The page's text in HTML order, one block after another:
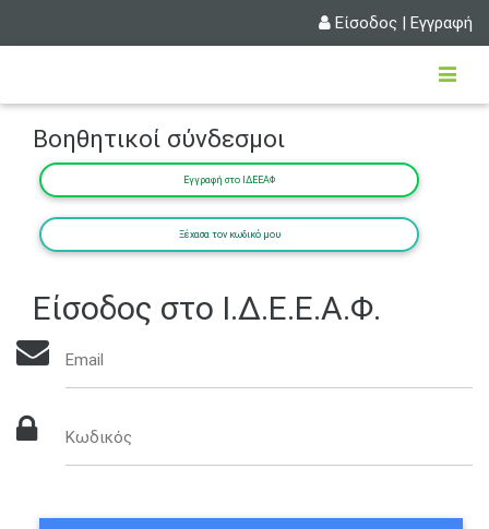
Είσοδος | Εγγραφή
Βοηθητικοί σύνδεσμοι
Εγγραφή στο ΙΔΕΕΑΦ
Ξέχασα τον κωδικό μου
Είσοδος στο Ι.Δ.Ε.Ε.Α.Φ.
Email
Κωδικός